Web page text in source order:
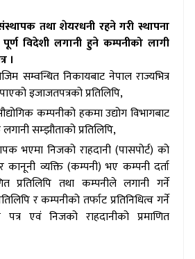
तथा शेयरधनी रहने गरी स्थापना
विदेशी लगानी हुने कम्पनीको लागी
।
सम्वन्धित निकायबाट नेपाल राज्यभित्र
इजाजतपत्रको प्रतिलिपि,
कम्पनीको हकमा उद्योग विभागबाट
सम्झौताको प्रतिलिपि,
भएमा निजको राहदानी (पासपोर्ट) को
र कानूनी व्यक्ति (कम्पनी) भए कम्पनी दर्ता
प्रतिलिपि तथा कम्पनीले लगानी गर्ने
र कम्पनीको तर्फाट प्रतिनिधित्व गर्ने
पत्र एवं निजको राहदानीको प्रमाणित